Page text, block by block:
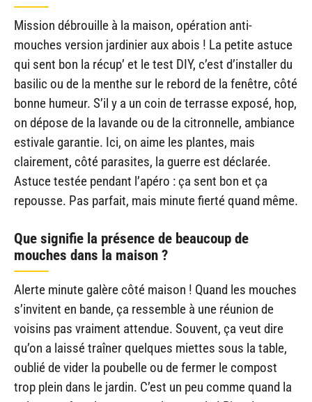
Mission débrouille à la maison, opération anti-
mouches version jardinier aux abois ! La petite astuce
qui sent bon la récup’ et le test DIY, c’est d’installer du
basilic ou de la menthe sur le rebord de la fenêtre, côté
bonne humeur. S’il y a un coin de terrasse exposé, hop,
on dépose de la lavande ou de la citronnelle, ambiance
estivale garantie. Ici, on aime les plantes, mais
clairement, côté parasites, la guerre est déclarée.
Astuce testée pendant l’apéro : ça sent bon et ça
repousse. Pas parfait, mais minute fierté quand même.
Que signifie la présence de beaucoup de
mouches dans la maison ?
Alerte minute galère côté maison ! Quand les mouches
s’invitent en bande, ça ressemble à une réunion de
voisins pas vraiment attendue. Souvent, ça veut dire
qu’on a laissé traîner quelques miettes sous la table,
oublié de vider la poubelle ou de fermer le compost
trop plein dans le jardin. C’est un peu comme quand la